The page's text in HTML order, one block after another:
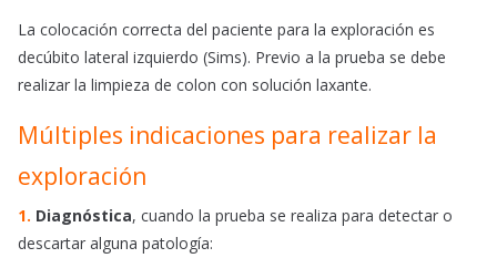
La colocación correcta del paciente para la exploración es
decúbito lateral izquierdo (Sims). Previo a la prueba se debe
realizar la limpieza de colon con solución laxante.
Múltiples indicaciones para realizar la
exploración
1. Diagnóstica, cuando la prueba se realiza para detectar o
descartar alguna patología: